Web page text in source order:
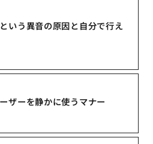
いう異音の原因と自分で行え
ザーを静かに使うマナー